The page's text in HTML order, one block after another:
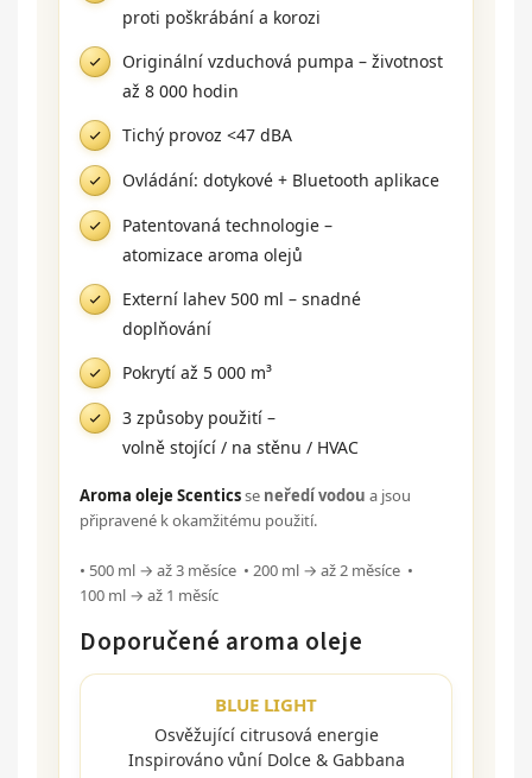
proti poškrábání a korozi
Originální vzduchová pumpa – životnost
až 8 000 hodin
Tichý provoz <47 dBA
Ovládání: dotykové + Bluetooth aplikace
Patentovaná technologie –
atomizace aroma olejů
Externí lahev 500 ml – snadné
doplňování
Pokrytí až 5 000 m³
3 způsoby použití –
volně stojící / na stěnu / HVAC
Aroma oleje Scenticsse neředí vodou a jsou
připravené k okamžitému použití.
• 500 ml → až 3 měsíce • 200 ml → až 2 měsíce •
100 ml → až 1 měsíc
Doporučené aroma oleje
BLUE LIGHT
Osvěžující citrusová energie
Inspirováno vůní Dolce & Gabbana